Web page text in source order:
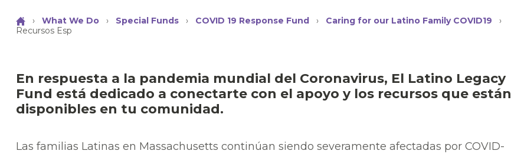
› What We Do › Special Funds › COVID 19 Response Fund › Caring for our Latino Family COVID19
›
Recursos Esp
En respuesta a la pandemia mundial del Coronavirus, El Latino Legacy
Fund está dedicado a conectarte con el apoyo y los recursos que están
disponibles en tu comunidad.
Las familias Latinas en Massachusetts continúan siendo severamente afectadas por COVID-